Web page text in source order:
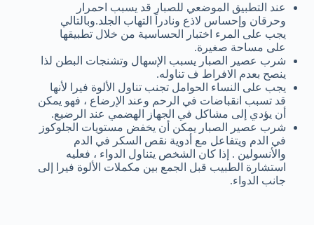
عند التطبيق الموضعي للصبار قد يسبب احمرار
وحرقان وإحساس لاذع ونادراً التهاب الجلد.وبالتالي
يجب على المرء اختبار الحساسية من خلال تطبيقها
على مساحة صغيرة.
شرب عصير الصبار يسبب الإسهال وتشنجات البطن لذا
ينصح بعدم الافراط ف تناوله.
يجب على النساء الحوامل تجنب تناول الألوة فيرا لأنها
قد تسبب انقباضات في الرحم وعند الإرضاع ، فهو يمكن
أن يؤدي إلى مشاكل في الجهاز الهضمي عند الرضيع.
شرب عصير الصبار يمكن أن يخفض مستويات الجلوكوز
في الدم ويتفاعل مع أدوية نقص السكر في الدم
والأنسولين . إذا كان الشخص يتناول الدواء ، فعليه
استشارة الطبيب قبل الجمع بين مكملات الألوة فيرا إلى
جانب الدواء.